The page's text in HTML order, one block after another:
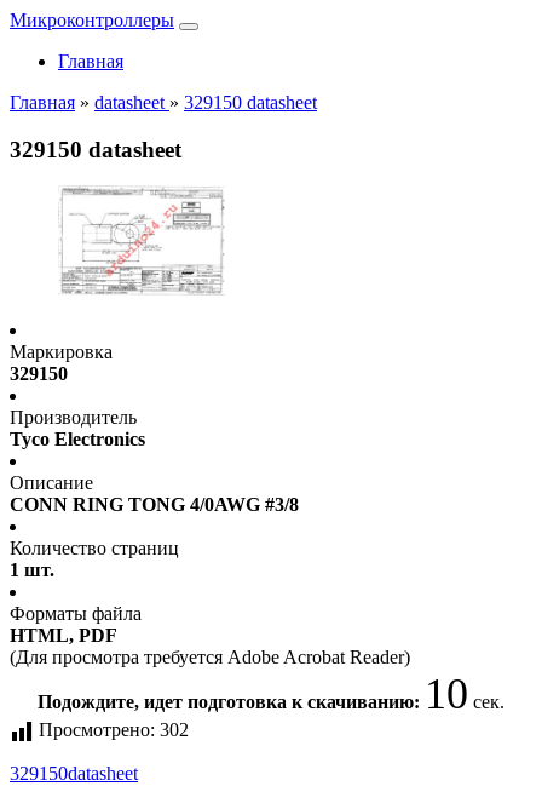
Микроконтроллеры
Главная
Главная » datasheet » 329150 datasheet
329150 datasheet
Маркировка
329150
Производитель
Tyco Electronics
Описание
CONN RING TONG 4/0AWG #3/8
Количество страниц
1 шт.
Форматы файла
HTML, PDF
(Для просмотра требуется Adobe Acrobat Reader)
Подождите, идет подготовка к скачиванию: 10 сек.
Просмотрено: 302
329150datasheet